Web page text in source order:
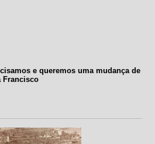
e queremos uma mudança de
Francisco